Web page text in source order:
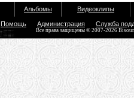
Альбомы Видеоклипы
Помощь Администрация Служба
Все права защищены © 2007-2026